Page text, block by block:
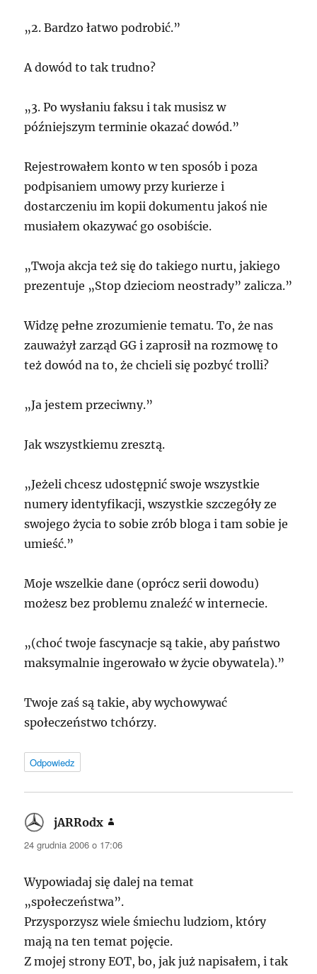
„2. Bardzo łatwo podrobić.”
A dowód to tak trudno?
„3. Po wysłaniu faksu i tak musisz w
późniejszym terminie okazać dowód.”
Rejestrowałem konto w ten sposób i poza
podpisaniem umowy przy kurierze i
dostarczeniu im kopii dokumentu jakoś nie
musiałem okazywać go osobiście.
„Twoja akcja też się do takiego nurtu, jakiego
prezentuje „Stop dzieciom neostrady” zalicza.”
Widzę pełne zrozumienie tematu. To, że nas
zauważył zarząd GG i zaprosił na rozmowę to
też dowód na to, że chcieli się pozbyć trolli?
„Ja jestem przeciwny.”
Jak wszystkiemu zresztą.
„Jeżeli chcesz udostępnić swoje wszystkie
numery identyfikacji, wszystkie szczegóły ze
swojego życia to sobie zrób bloga i tam sobie je
umieść.”
Moje wszelkie dane (oprócz serii dowodu)
możesz bez problemu znaleźć w internecie.
„(choć twoje fascynacje są takie, aby państwo
maksymalnie ingerowało w życie obywatela).”
Twoje zaś są takie, aby wychowywać
społeczeństwo tchórzy.
Odpowiedz
jARRodx
24 grudnia 2006 o 17:06
Wypowiadaj się dalej na temat
„społeczeństwa”.
Przysporzysz wiele śmiechu ludziom, który
mają na ten temat pojęcie.
Z mojej stronyEOT, bo, jak już napisałem, i tak